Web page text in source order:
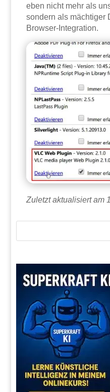
eben nicht mehr als
sondern als mächtiger
Browser-Integration.
Zuletzt aktualisiert am